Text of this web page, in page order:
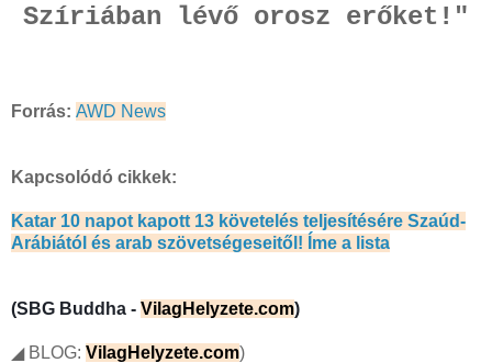
Szíriában lévő orosz erőket!"
Forrás: AWD News
Kapcsolódó cikkek:
Katar 10 napot kapott 13 követelés teljesítésére Szaúd-
Arábiától és arab szövetségeseitől! Íme a lista
(SBG Buddha - VilagHelyzete.com)
◢ BLOG: VilagHelyzete.com)